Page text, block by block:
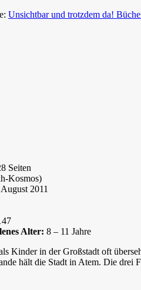
Unsichtbar und trotzdem da!
Seiten
Kosmos)
2011
Alter: 8 – 11 Jahre
Kinder in der Großstadt oft
hält die Stadt in Atem. Die drei